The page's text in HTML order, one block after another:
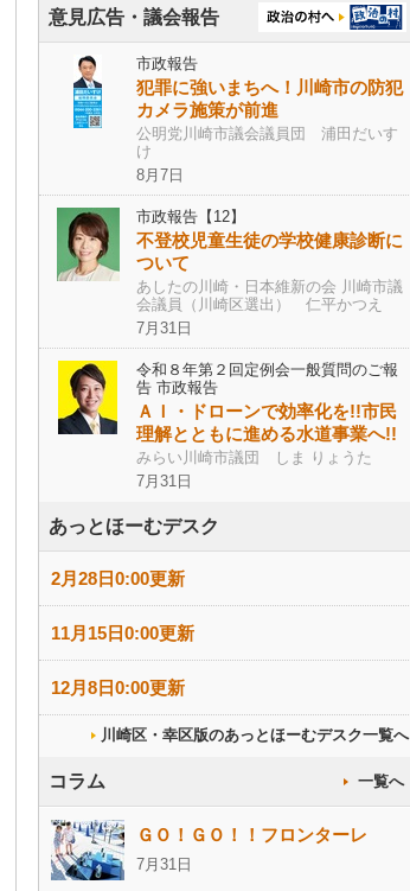
意見広告・議会報告
市政報告
犯罪に強いまちへ！川崎市の防犯
カメラ施策が前進
公明党川崎市議会議員団 浦田だいす
け
8月7日
市政報告【12】
不登校児童生徒の学校健康診断に
ついて
あしたの川崎・日本維新の会 川崎市議
会議員（川崎区選出） 仁平かつえ
7月31日
令和８年第２回定例会一般質問のご報
告 市政報告
ＡＩ・ドローンで効率化を!!市民
理解とともに進める水道事業へ!!
みらい川崎市議団 しま りょうた
7月31日
あっとほーむデスク
2月28日0:00更新
11月15日0:00更新
12月8日0:00更新
川崎区・幸区版のあっとほーむデスク一覧へ
コラム 一覧へ
ＧＯ！ＧＯ！！フロンターレ
7月31日